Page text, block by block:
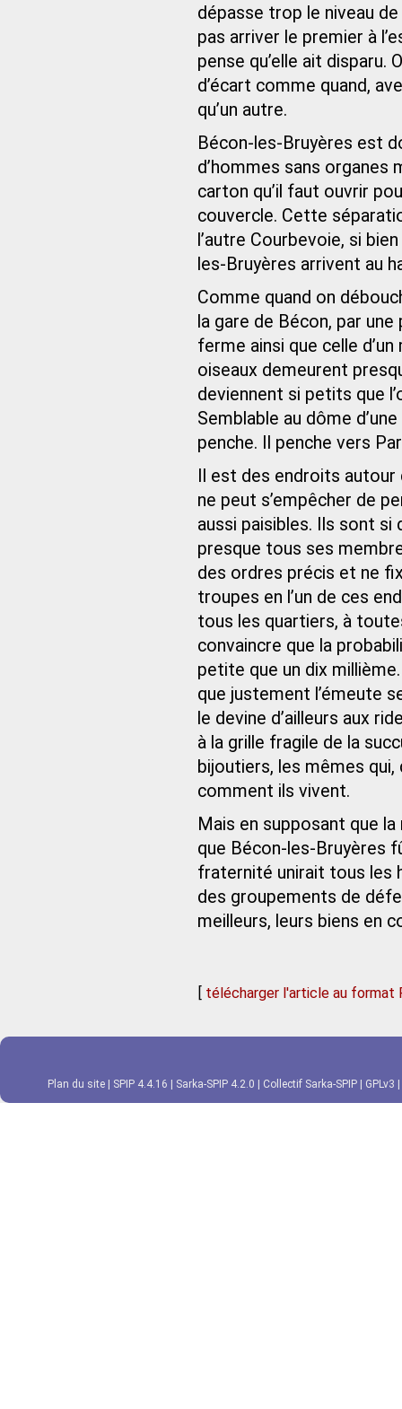
dépasse trop le niveau de
pas arriver le premier à
pense qu’elle ait
d’écart comme quand,
qu’un autre.
Bécon-les-Bruyères est
d’hommes sans organes
carton qu’il faut ouvrir
couvercle. Cette
l’autre Courbevoie, si
les-Bruyères arrivent au
Comme quand on
la gare de Bécon, par
ferme ainsi que celle
oiseaux demeurent
deviennent si petits que
Semblable au dôme
penche. Il penche vers
Il est des endroits autour
ne peut s’empêcher de
aussi paisibles. Ils sont
presque tous ses
des ordres précis et ne
troupes en l’un de ces
tous les quartiers, à
convaincre que la
petite que un dix
que justement l’émeute
le devine d’ailleurs aux
à la grille fragile de la
bijoutiers, les mêmes
comment ils vivent.
Mais en supposant que
que Bécon-les-Bruyères
fraternité unirait tous les
des groupements de
meilleurs, leurs biens en
[ télécharger l'article au format
Plan du site SPIP 4.4.16 Sarka-SPIP 4.2.0 Collectif Sarka-SPIP GPLv3